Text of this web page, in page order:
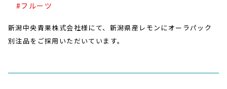
#フルーツ
新潟中央青果株式会社様にて、新潟県産レモンにオーラパック
別注品をご採用いただいています。